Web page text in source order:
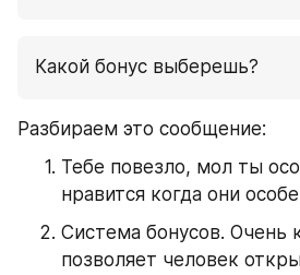
Какой бонус выберешь?
Разбираем это сообщение:
Тебе повезло, мол ты
нравится когда они
Система бонусов. Очень
позволяет человек